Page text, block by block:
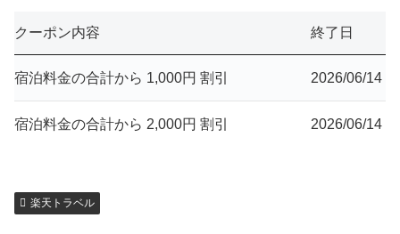
クーポン内容 終了日
宿泊料金の合計から 1,000円 割引 2026/06/14
宿泊料金の合計から 2,000円 割引 2026/06/14
楽天トラベル